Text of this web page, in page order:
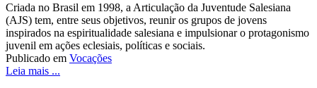
Criada no Brasil em 1998, a Articulação da Juventude Salesiana
(AJS) tem, entre seus objetivos, reunir os grupos de jovens
inspirados na espiritualidade salesiana e impulsionar o protagonismo
juvenil em ações eclesiais, políticas e sociais.
Publicado em Vocações
Leia mais ...